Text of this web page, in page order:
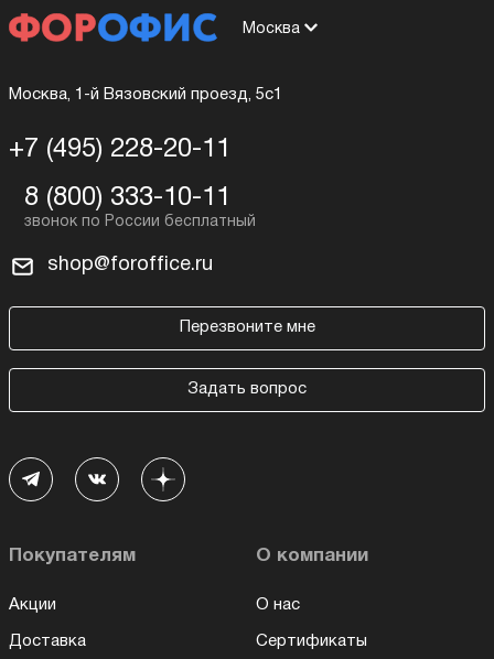
Москва
Москва, 1-й Вязовский проезд, 5с1
+7 (495) 228-20-11
8 (800) 333-10-11
shop@foroffice.ru
Перезвоните мне
Задать вопрос
Покупателям
Акции
Доставка
О компании
О нас
Сертификаты